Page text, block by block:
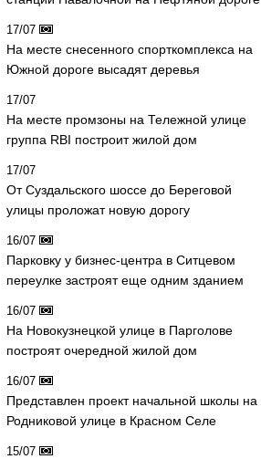
17/07
На месте снесенного спорткомплекса на
Южной дороге высадят деревья
17/07
На месте промзоны на Тележной улице
группа RBI построит жилой дом
17/07
От Суздальского шоссе до Береговой
улицы проложат новую дорогу
16/07
Парковку у бизнес-центра в Ситцевом
переулке застроят еще одним зданием
16/07
На Новокузнецкой улице в Парголове
построят очередной жилой дом
16/07
Представлен проект начальной школы на
Родниковой улице в Красном Селе
15/07